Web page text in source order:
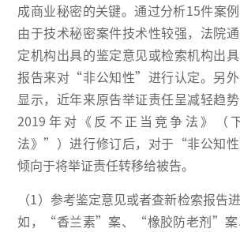
成商业秘密的关键。通过分析15件案例
由于技术秘密案件技术性较强，法院
定机构出具的鉴定意见或检索机构出
报告来对“非公知性”进行认定。另
显示，近年来原告举证责任呈减轻趋
2019年对《反不正当竞争法》（
法》”）进行修订后，对于“非公知
倾向于将举证责任转移给被告。
（1）参考鉴定意见或者查新检索报告
如，“香兰素”案、“橡胶防老剂”